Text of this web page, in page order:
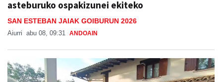
asteburuko ospakizunei ekiteko
SAN ESTEBAN JAIAK GOIBURUN 2026
Aiurri abu 08, 09:31 ANDOAIN